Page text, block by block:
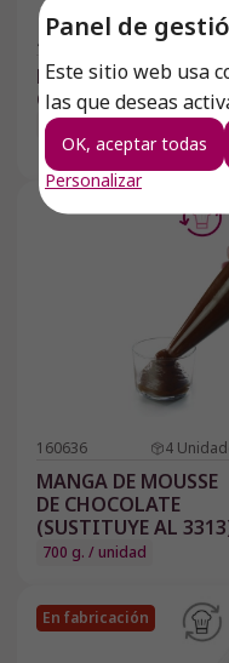
Panel de
Este sitio web usa
las que deseas
OK, aceptar todas
Personalizar
4432 4
MANGA DE MOUSSE
CHEESECAKE
620 g / unidad
160636 4
MANGA DE MOUSSE
DE CHOCOLATE
(SUSTITUYE AL
700 g. / unidad
En fabricación